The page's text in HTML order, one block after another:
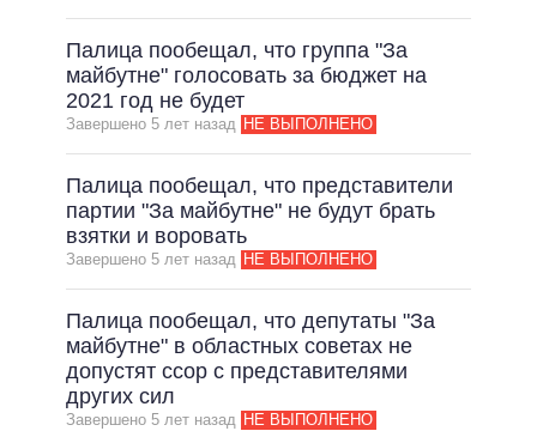
Палица пообещал, что группа "За
майбутне" голосовать за бюджет на
2021 год не будет
Завершено 5 лет назад НЕ ВЫПОЛНЕНО
Палица пообещал, что представители
партии "За майбутне" не будут брать
взятки и воровать
Завершено 5 лет назад НЕ ВЫПОЛНЕНО
Палица пообещал, что депутаты "За
майбутне" в областных советах не
допустят ссор с представителями
других сил
Завершено 5 лет назад НЕ ВЫПОЛНЕНО